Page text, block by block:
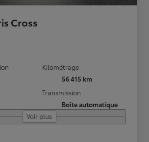
Cross
Kilométrage
56 415 km
Transmission
Boîte automatique
Voir plus